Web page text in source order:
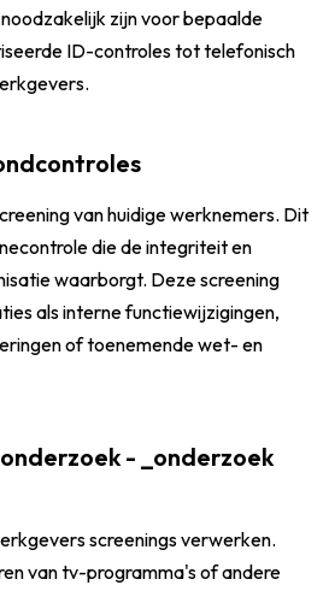
zijn voor bepaalde
ID-controles tot telefonisch
van huidige werknemers. Dit
die de integriteit en
waarborgt. Deze screening
als interne functiewijzigingen,
of toenemende wet- en
- _onderzoek
screenings verwerken.
van tv-programma's of andere